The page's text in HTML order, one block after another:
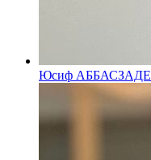
Юсиф АББАСЗАДЕ